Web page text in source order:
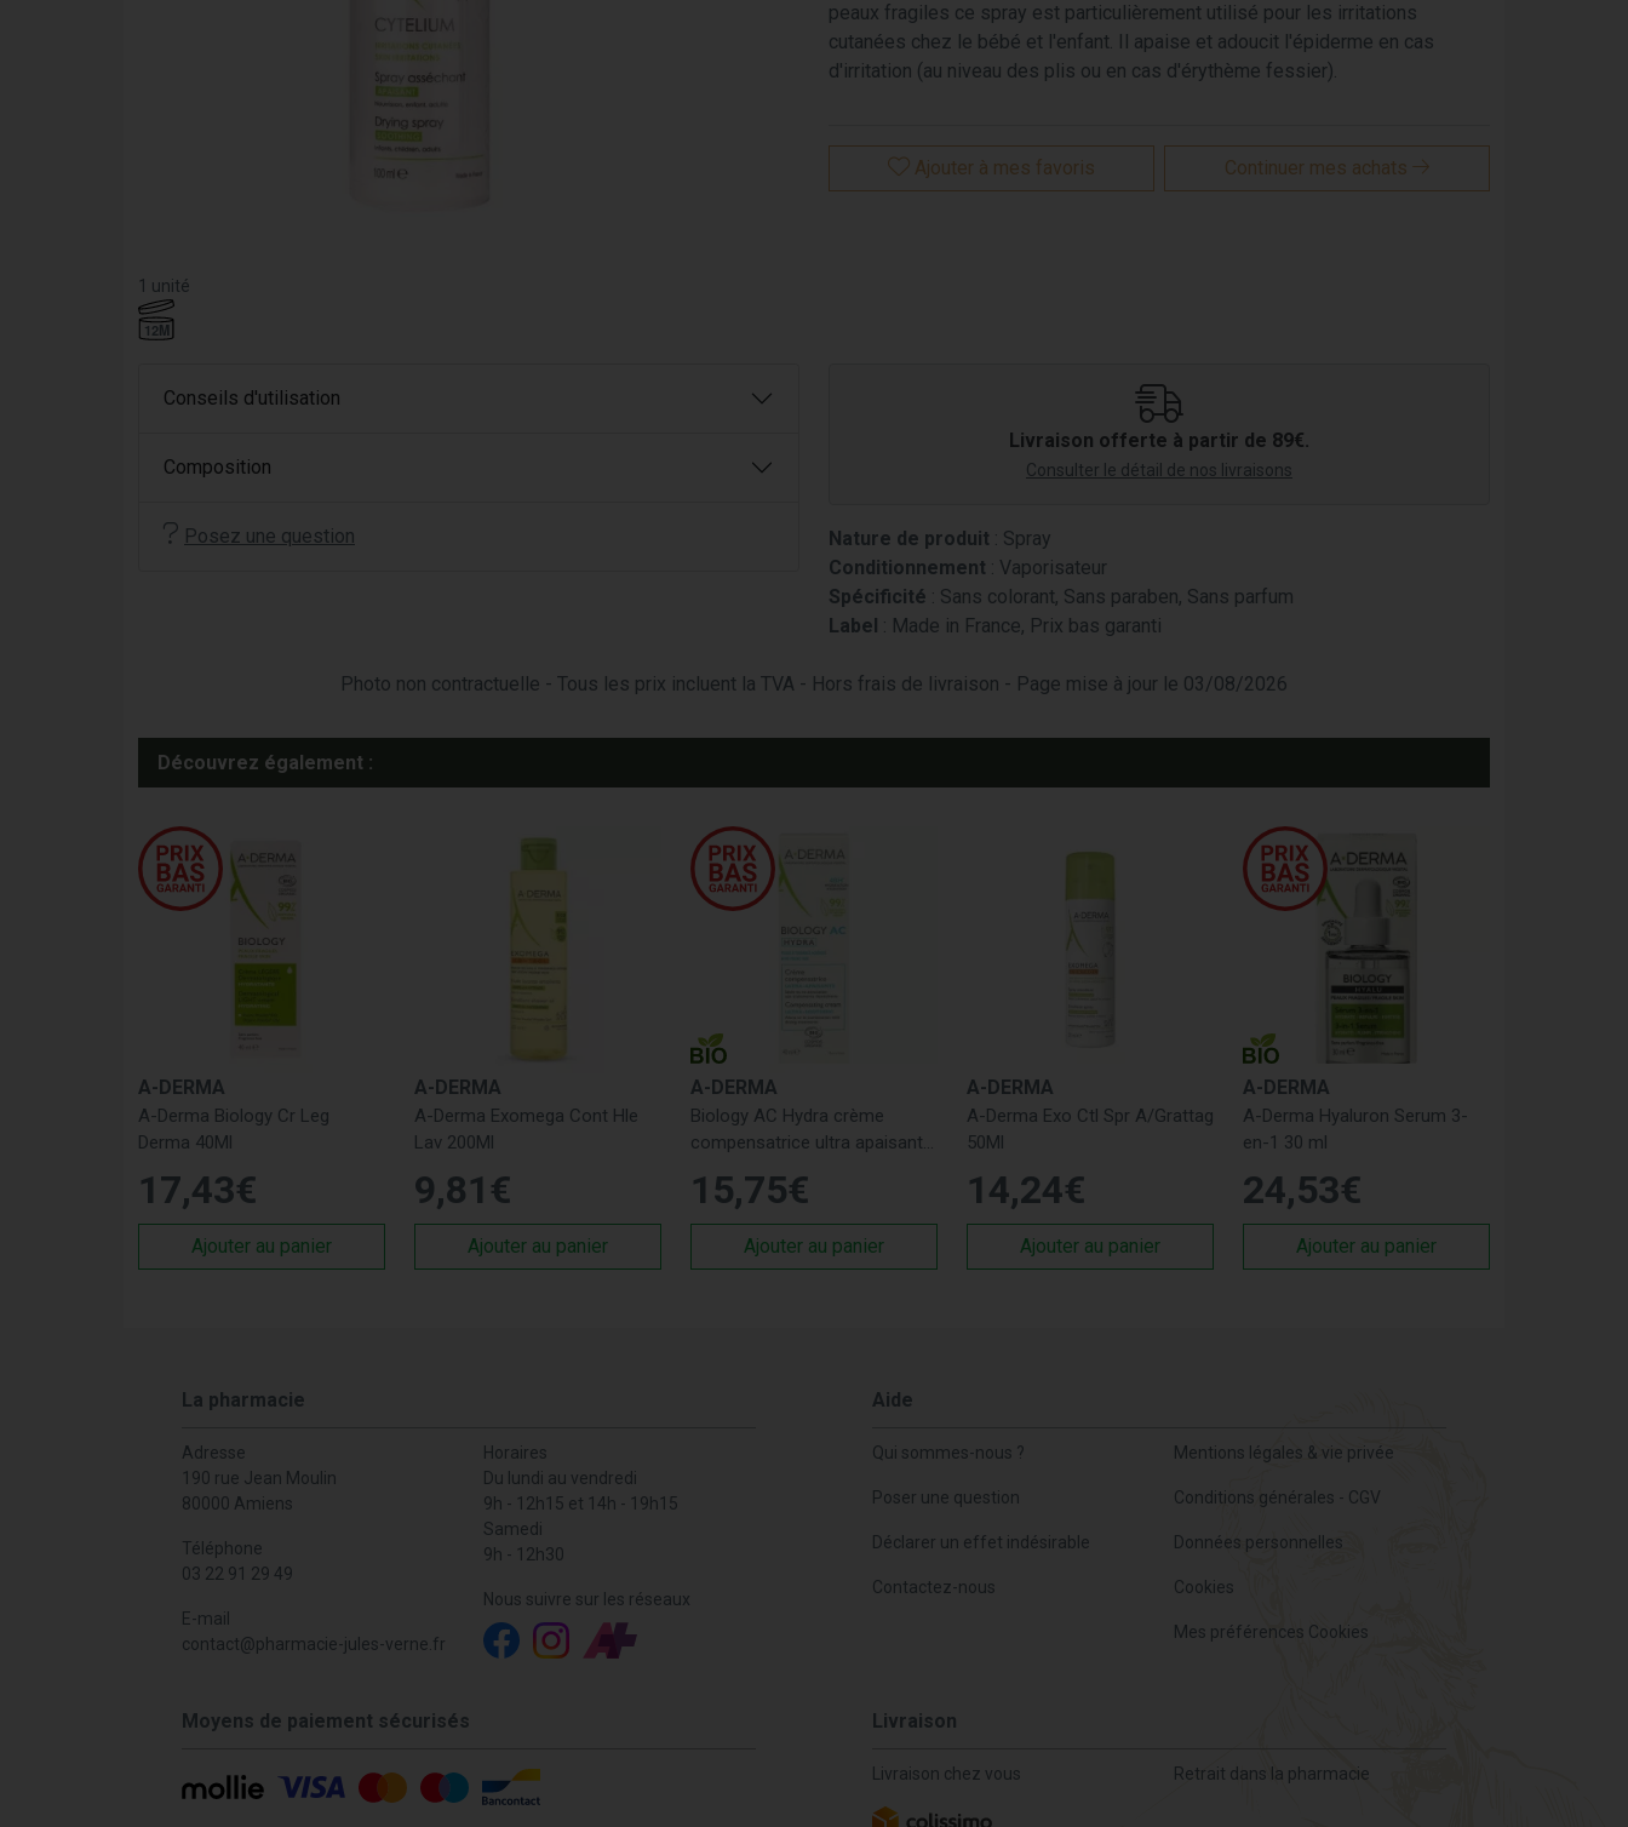
1 unité
12M
peaux fragiles ce spray est particulièrement utilisé pour les irritations
cutanées chez le bébé et l'enfant. Il apaise et adoucit l'épiderme en cas
d'irritation (au niveau des plis ou en cas d'érythème fessier).
Ajouter à mes favoris Continuer mes achats
Conseils d'utilisation
Composition
Posez une question
Livraison offerte à partir de 89€.
Consulter le détail de nos livraisons
Nature de produit : Spray
Conditionnement : Vaporisateur
Spécificité : Sans colorant, Sans paraben, Sans parfum
Label : Made in France, Prix bas garanti
Photo non contractuelle - Tous les prix incluent la TVA - Hors frais de livraison - Page mise à jour le 03/08/2026
Découvrez également :
A-DERMA
A-Derma Biology Cr Leg
Derma 40Ml
17,43€
Ajouter au panier
A-DERMA
A-Derma Exomega Cont Hle
Lav 200Ml
9,81 €
Ajouter au panier
A-DERMA
Biology AC Hydra crème
compensatrice ultra apaisante
15,75€
Ajouter au panier
A-DERMA
A-Derma Exo Ctl Spr A/Grattag
50Ml
14,24€
Ajouter au panier
A-DERMA
A-Derma Hyaluron Serum 3-
en-1 30 ml
24,53€
Ajouter au panier
La pharmacie
Adresse
190 rue Jean Moulin
80000 Amiens
Téléphone
03 22 91 29 49
E-mail
contact@pharmacie-jules-verne.fr
Horaires
Du lundi au vendredi
9h - 12h15 et 14h - 19h15
Samedi
9h - 12h30
Nous suivre sur les réseaux
Aide
Qui sommes-nous ?
Poser une question
Déclarer un effet indésirable
Contactez-nous
Mentions légales & vie privée
Conditions générales - CGV
Données personnelles
Cookies
Mes préférences Cookies
Moyens de paiement sécurisés Livraison
Livraison chez vous Retrait dans la pharmacie